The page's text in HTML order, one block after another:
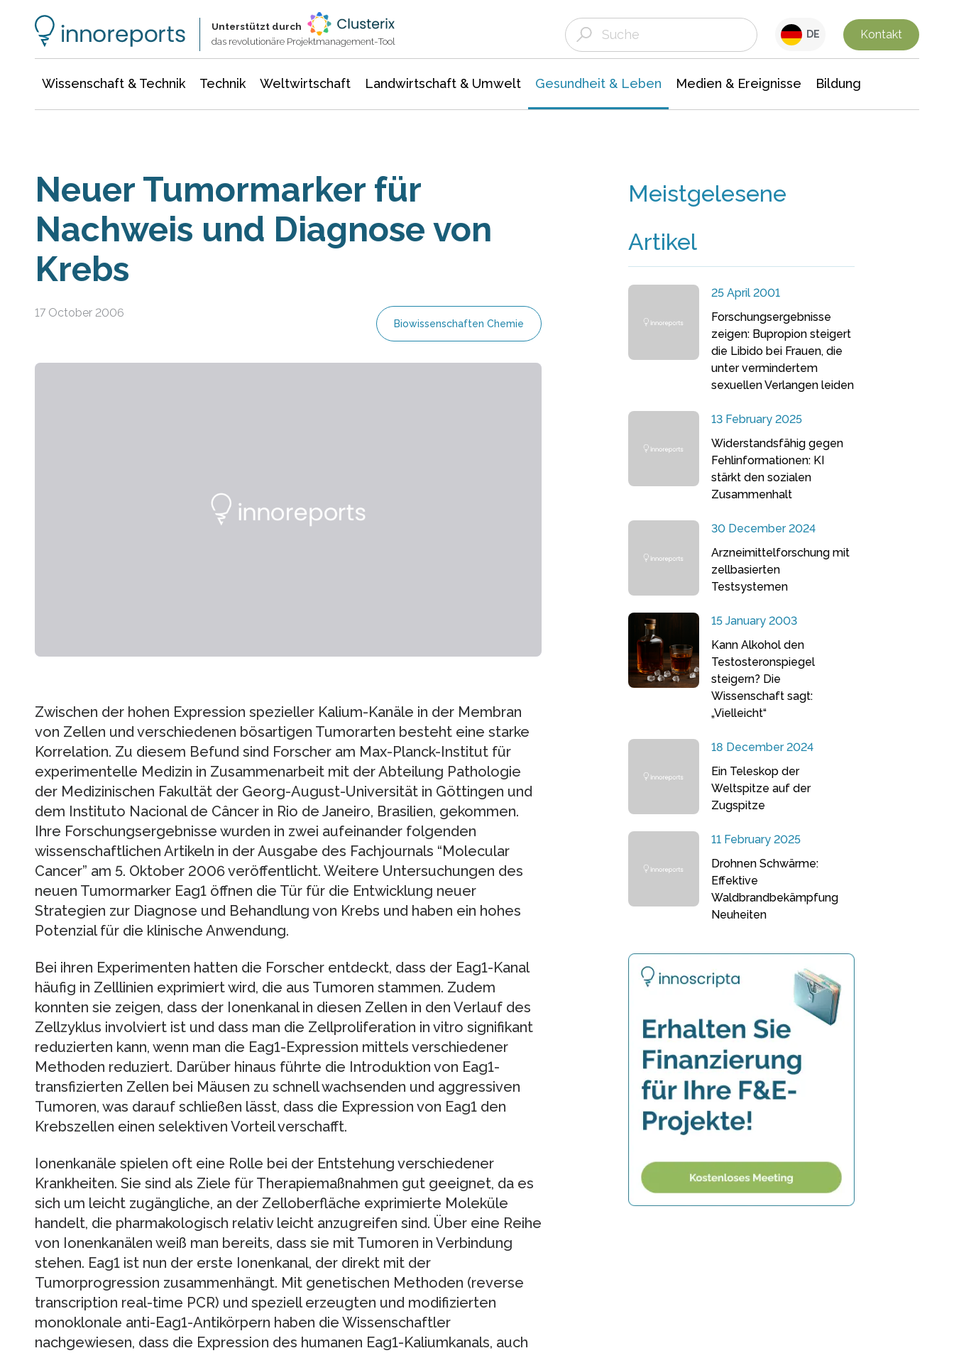
Unterstützt durch
das revolutionäre Projektmanagement-Tool
DE Kontakt
Wissenschaft & Technik Technik Weltwirtschaft Landwirtschaft & Umwelt Gesundheit & Leben Medien & Ereignisse Bildung
Neuer Tumormarker für
Nachweis und Diagnose von
Krebs
17 October 2006
Biowissenschaften Chemie
Zwischen der hohen Expression spezieller Kalium-Kanäle in der Membran
von Zellen und verschiedenen bösartigen Tumorarten besteht eine starke
Korrelation. Zu diesem Befund sind Forscher am Max-Planck-Institut für
experimentelle Medizin in Zusammenarbeit mit der Abteilung Pathologie
der Medizinischen Fakultät der Georg-August-Universität in Göttingen und
dem Instituto Nacional de Câncer in Rio de Janeiro, Brasilien, gekommen.
Ihre Forschungsergebnisse wurden in zwei aufeinander folgenden
wissenschaftlichen Artikeln in der Ausgabe des Fachjournals “Molecular
Cancer” am 5. Oktober 2006 veröffentlicht. Weitere Untersuchungen des
neuen Tumormarker Eag1 öffnen die Tür für die Entwicklung neuer
Strategien zur Diagnose und Behandlung von Krebs und haben ein hohes
Potenzial für die klinische Anwendung.
Bei ihren Experimenten hatten die Forscher entdeckt, dass der Eag1-Kanal
häufig in Zelllinien exprimiert wird, die aus Tumoren stammen. Zudem
konnten sie zeigen, dass der Ionenkanal in diesen Zellen in den Verlauf des
Zellzyklus involviert ist und dass man die Zellproliferation in vitro signifikant
reduzierten kann, wenn man die Eag1-Expression mittels verschiedener
Methoden reduziert. Darüber hinaus führte die Introduktion von Eag1-
transfizierten Zellen bei Mäusen zu schnell wachsenden und aggressiven
Tumoren, was darauf schließen lässt, dass die Expression von Eag1 den
Krebszellen einen selektiven Vorteil verschafft.
Ionenkanäle spielen oft eine Rolle bei der Entstehung verschiedener
Krankheiten. Sie sind als Ziele für Therapiemaßnahmen gut geeignet, da es
sich um leicht zugängliche, an der Zelloberfläche exprimierte Moleküle
handelt, die pharmakologisch relativ leicht anzugreifen sind. Über eine Reihe
von Ionenkanälen weiß man bereits, dass sie mit Tumoren in Verbindung
stehen. Eag1 ist nun der erste Ionenkanal, der direkt mit der
Tumorprogression zusammenhängt. Mit genetischen Methoden (reverse
transcription real-time PCR) und speziell erzeugten und modifizierten
monoklonale anti-Eag1-Antikörpern haben die Wissenschaftler
nachgewiesen, dass die Expression des humanen Eag1-Kaliumkanals, auch
Meistgelesene
Artikel
25 April 2001
Forschungsergebnisse
zeigen: Bupropion steigert
die Libido bei Frauen, die
unter vermindertem
sexuellen Verlangen leiden
13 February 2025
Widerstandsfähig gegen
Fehlinformationen: KI
stärkt den sozialen
Zusammenhalt
30 December 2024
Arzneimittelforschung mit
zellbasierten
Testsystemen
15 January 2003
Kann Alkohol den
Testosteronspiegel
steigern? Die
Wissenschaft sagt:
„Vielleicht“
18 December 2024
Ein Teleskop der
Weltspitze auf der
Zugspitze
11 February 2025
Drohnen Schwärme:
Effektive
Waldbrandbekämpfung
Neuheiten